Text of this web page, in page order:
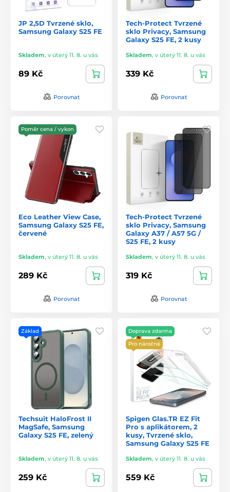
JP 2,5D Tvrzené sklo,
Samsung Galaxy S25 FE
Skladem, v úterý 11. 8. u vás
89 Kč
Porovnat
Tech-Protect Tvrzené
sklo Privacy, Samsung
Galaxy S25 FE, 2 kusy
Skladem, v úterý 11. 8. u vás
339 Kč
Porovnat
Poměr cena / vykon
Eco Leather View Case,
Samsung Galaxy S25 FE,
červené
Skladem, v úterý 11. 8. u vás
289 Kč
Porovnat
Tech-Protect Tvrzené
sklo Privacy, Samsung
Galaxy A37 / A57 5G /
S25 FE, 2 kusy
Skladem, v úterý 11. 8. u vás
319 Kč
Porovnat
Základ
Techsuit HaloFrost II
MagSafe, Samsung
Galaxy S25 FE, zelený
Skladem, v úterý 11. 8. u vás
259 Kč
Doprava zdarma
Pro náročné
Spigen Glas.TR EZ Fit
Pro s aplikátorem, 2
kusy, Tvrzené sklo,
Samsung Galaxy S25 FE
Skladem, v úterý 11. 8. u vás
559 Kč